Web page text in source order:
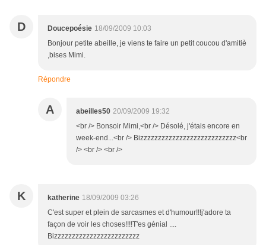
D Doucepoésie 18/09/2009 10:03
Bonjour petite abeille, je viens te faire un petit coucou d'amitiè
,bises Mimi.
Répondre
A abeilles50 20/09/2009 19:32
<br /> Bonsoir Mimi,<br /> Désolé, j'étais encore en
week-end...<br /> Bizzzzzzzzzzzzzzzzzzzzzzzzzzz<br
/> <br /> <br />
K katherine 18/09/2009 03:26
C'est super et plein de sarcasmes et d'humour!!!j'adore ta
façon de voir les choses!!!!T'es génial ....
Bizzzzzzzzzzzzzzzzzzzzzzzz